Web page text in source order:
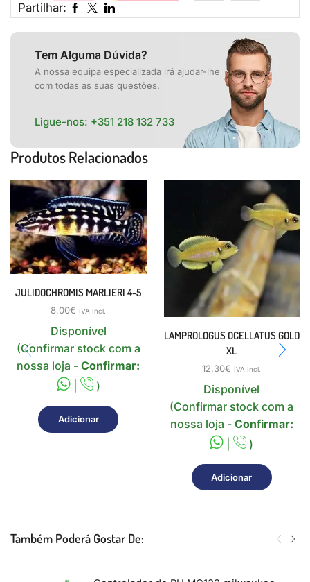
Partilhar:
Tem Alguma Dúvida?
A nossa equipa especializada irá ajudar-lhe
com todas as suas questões.
Ligue-nos: +351 218 132 733
Produtos Relacionados
JULIDOCHROMIS MARLIERI 4-5
8,00€ IVA Incl.
Disponível
(Confirmar stock com a
nossa loja -Confirmar:
|
)
Adicionar
LAMPROLOGUS OCELLATUS GOLD
XL
12,30€ IVA Incl.
Disponível
(Confirmar stock com a
nossa loja - Confirmar:
|
)
Adicionar
Também Poderá Gostar De: